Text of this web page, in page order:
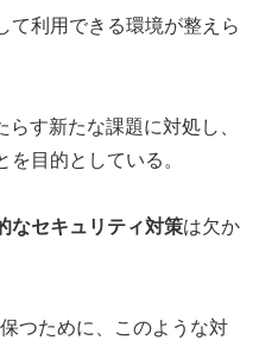
て利用できる環境が整えら
す新たな課題に対処し、
目的としている。
なセキュリティ対策は欠か
つために、このような対